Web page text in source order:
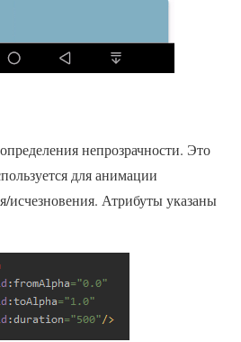
непрозрачности. Это
для анимации
исчезновения. Атрибуты указаны